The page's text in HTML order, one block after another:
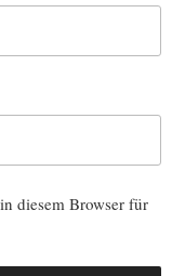
diesem Browser für